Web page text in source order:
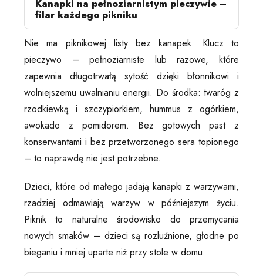
Kanapki na pełnoziarnistym pieczywie –
filar każdego pikniku
Nie ma piknikowej listy bez kanapek. Klucz to
pieczywo – pełnoziarniste lub razowe, które
zapewnia długotrwałą sytość dzięki błonnikowi i
wolniejszemu uwalnianiu energii. Do środka: twaróg z
rzodkiewką i szczypiorkiem, hummus z ogórkiem,
awokado z pomidorem. Bez gotowych past z
konserwantami i bez przetworzonego sera topionego
– to naprawdę nie jest potrzebne.
Dzieci, które od małego jadają kanapki z warzywami,
rzadziej odmawiają warzyw w późniejszym życiu.
Piknik to naturalne środowisko do przemycania
nowych smaków – dzieci są rozluźnione, głodne po
bieganiu i mniej uparte niż przy stole w domu.